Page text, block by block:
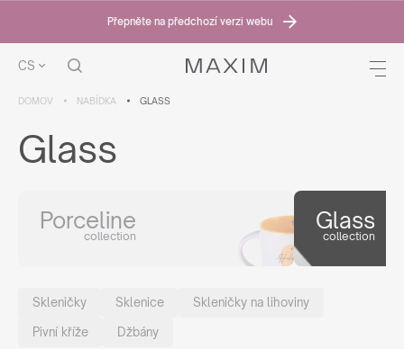
Přepněte na předchozí verzi webu
CS
DOMOV NABÍDKA GLASS
Glass
Porceline
collection
Glass
collection
Skleničky Sklenice Skleničky na lihoviny
Pivní kříže Džbány